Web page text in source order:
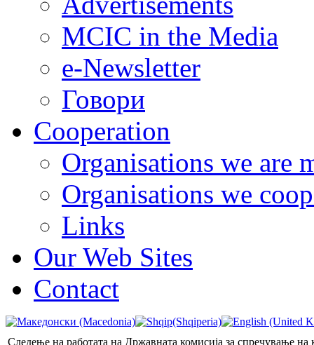
MCIC in the Media
e-Newsletter
Говори
Cooperation
Organisations we are
Organisations we
Links
Our Web Sites
Contact
Следење на работата на Државната комисија за спречување на